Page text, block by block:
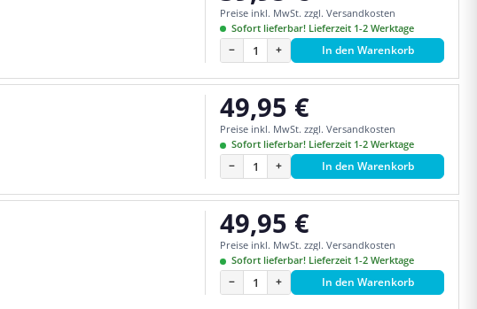
Preise inkl. MwSt. zzgl. Versandkosten
Sofort lieferbar! Lieferzeit 1-2 Werktage
− + In den Warenkorb
Regulärer Preis:
49,95 €
Preise inkl. MwSt. zzgl. Versandkosten
Sofort lieferbar! Lieferzeit 1-2 Werktage
− + In den Warenkorb
Regulärer Preis:
49,95 €
Preise inkl. MwSt. zzgl. Versandkosten
Sofort lieferbar! Lieferzeit 1-2 Werktage
− + In den Warenkorb